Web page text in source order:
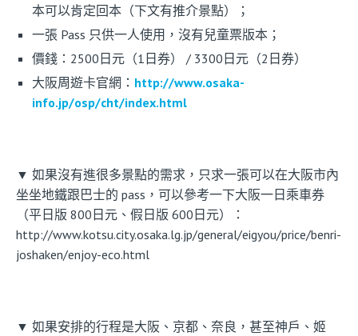
本可以肯定回本（下文有推介景點）；
一張 Pass 只供一人使用，沒有兒童票版本；
價錢：2500日元（1日券） / 3300日元（2日券）
大阪周遊卡官網： http://www.osaka-
info.jp/osp/cht/index.html
▼ 如果沒有進很多景點的需求，只求一張可以在大阪市內
坐坐地鐵跟巴士的 pass，可以參考一下大阪一日乘車券
（平日版 800日元、假日版 600日元）：
http://www.kotsu.city.osaka.lg.jp/general/eigyou/price/benri-
joshaken/enjoy-eco.html
▼ 如果安排的行程是大阪、京都、奈良，甚至神戶、姬